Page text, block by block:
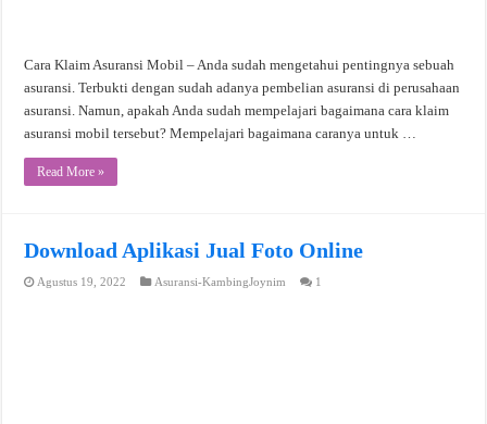
Cara Klaim Asuransi Mobil – Anda sudah mengetahui pentingnya sebuah
asuransi. Terbukti dengan sudah adanya pembelian asuransi di perusahaan
asuransi. Namun, apakah Anda sudah mempelajari bagaimana cara klaim
asuransi mobil tersebut? Mempelajari bagaimana caranya untuk …
Read More »
Download Aplikasi Jual Foto Online
Agustus 19, 2022 Asuransi-KambingJoynim 1